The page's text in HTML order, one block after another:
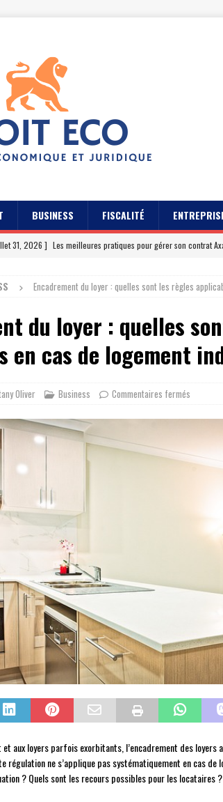
BUSINESS FISCALITÉ
31, 2026 ] Les meilleures pratiques pour gérer son contrat
23, 2026 ] Les témoignages clients sur Axa assurance auto
19, 2026 ]
Cidff 94 : Quelles démarches juridiques sont
4, 2026 ] Les différences entre le Cidff 94 et d’autres
Encadrement du loyer : quelles sont les règles
du loyer : quelles
en cas de logement
Oliver Business Commentaires fermés
et aux loyers parfois exorbitants, l’encadrement des
régulation ne s’applique pas systématiquement en cas de
? Quels sont les recours possibles pour les locataires